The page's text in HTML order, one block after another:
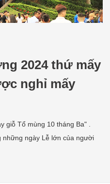
2024 thứ mấy
nghỉ mấy
giỗ Tổ mùng 10 tháng Ba" .
những ngày Lễ lớn của người